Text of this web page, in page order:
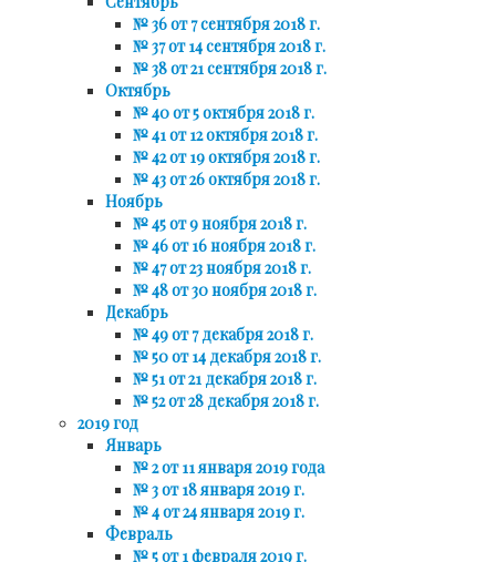
№ 36 от 7 сентября 2018 г.
№ 37 от 14 сентября 2018 г.
№ 38 от 21 сентября 2018 г.
Октябрь
№ 40 от 5 октября 2018 г.
№ 41 от 12 октября 2018 г.
№ 42 от 19 октября 2018 г.
№ 43 от 26 октября 2018 г.
Ноябрь
№ 45 от 9 ноября 2018 г.
№ 46 от 16 ноября 2018 г.
№ 47 от 23 ноября 2018 г.
№ 48 от 30 ноября 2018 г.
Декабрь
№ 49 от 7 декабря 2018 г.
№ 50 от 14 декабря 2018 г.
№ 51 от 21 декабря 2018 г.
№ 52 от 28 декабря 2018 г.
2019 год
Январь
№ 2 от 11 января 2019 года
№ 3 от 18 января 2019 г.
№ 4 от 24 января 2019 г.
Февраль
№ 5 от 1 февраля 2019 г.